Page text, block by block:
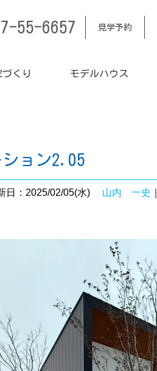
55-6657 見学予約
くり モデルハウス
ョン2.05
日：2025/02/05(水) 山内 一史